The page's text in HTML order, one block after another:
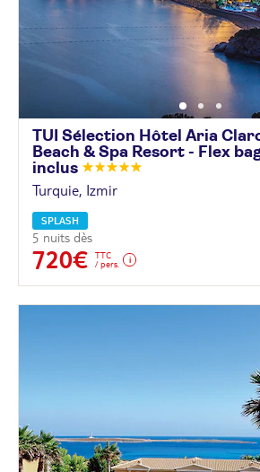
TUI Sélection Hôtel Aria
Beach & Spa Resort - Flex
inclus
Turquie, Izmir
SPLASH
5 nuits dès
720€
TTC
/ pers.